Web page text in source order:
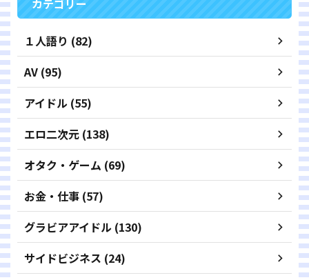
カテゴリー
１人語り (82)
AV (95)
アイドル (55)
エロ二次元 (138)
オタク・ゲーム (69)
お金・仕事 (57)
グラビアアイドル (130)
サイドビジネス (24)